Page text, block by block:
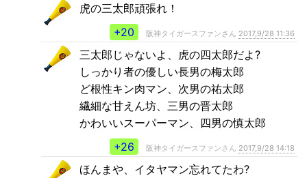
虎の三太郎頑張れ！
+20
阪神タイガースファンさん 2017,9/28 11:36
三太郎じゃないよ、虎の四太郎だよ?
しっかり者の優しい長男の梅太郎
ど根性キン肉マン、次男の祐太郎
繊細な甘えん坊、三男の晋太郎
かわいいスーパーマン、四男の慎太郎
+26
阪神タイガースファンさん 2017,9/28 14:18
ほんまや、イタヤマン忘れてたわ?